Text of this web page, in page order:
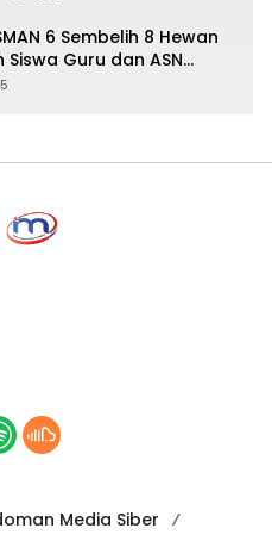
6 Sembelih 8 Hewan
Siswa Guru dan ASN
Media Siber